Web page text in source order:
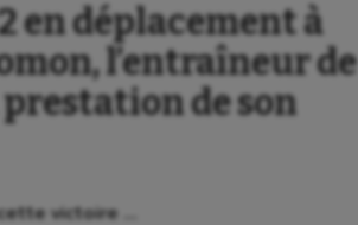
en déplacement à
l’entraîneur de
de son
victoire …